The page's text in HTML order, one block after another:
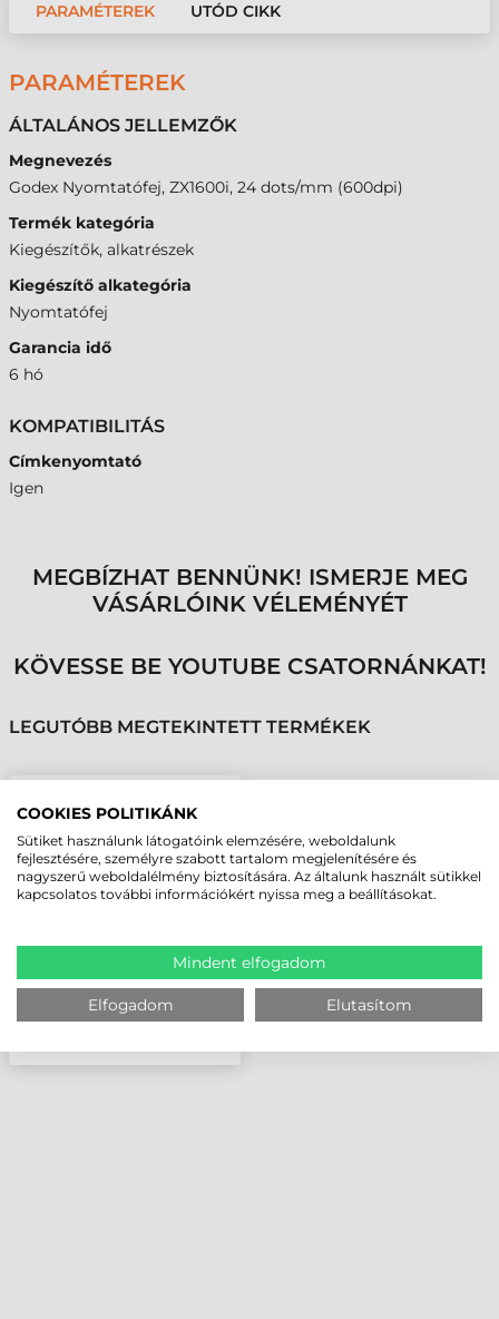
PARAMÉTEREK UTÓD CIKK
PARAMÉTEREK
ÁLTALÁNOS JELLEMZŐK
Megnevezés
Godex Nyomtatófej, ZX1600i, 24 dots/mm (600dpi)
Termék kategória
Kiegészítők, alkatrészek
Kiegészítő alkategória
Nyomtatófej
Garancia idő
6 hó
KOMPATIBILITÁS
Címkenyomtató
Igen
MEGBÍZHAT BENNÜNK! ISMERJE MEG
VÁSÁRLÓINK VÉLEMÉNYÉT
KÖVESSE BE YOUTUBE CSATORNÁNKAT!
LEGUTÓBB MEGTEKINTETT TERMÉKEK
GODEX NYOMTATÓFEJ,
ZX1600I, 24 DOTS/MM
(600 DPI)
COOKIES POLITIKÁNK
Sütiket használunk látogatóink elemzésére, weboldalunk
fejlesztésére, személyre szabott tartalom megjelenítésére és
nagyszerű weboldalélmény biztosítására. Az általunk használt sütikkel
kapcsolatos további információkért nyissa meg a beállításokat.
Mindent elfogadom
Elfogadom Elutasítom